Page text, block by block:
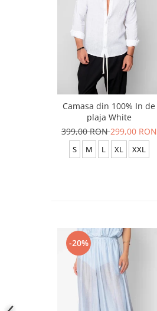
Camasa din 100% In de
plaja White
399,00 RON299,00 RON
S M L XL XXL
-20%